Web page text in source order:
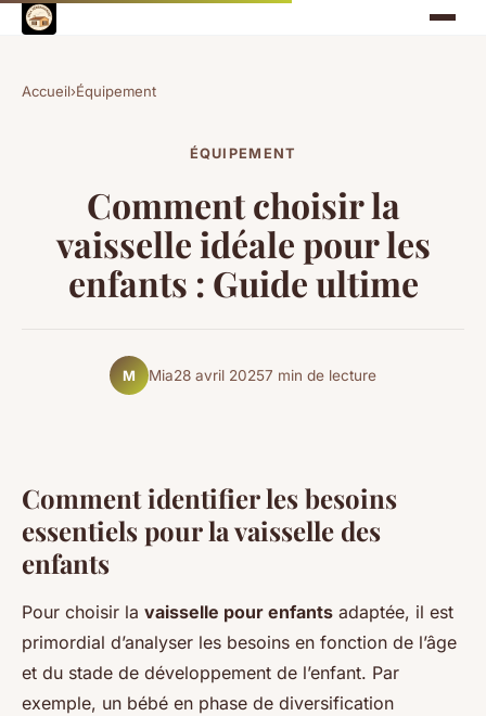
Accueil›Équipement
ÉQUIPEMENT
Comment choisir la
vaisselle idéale pour les
enfants : Guide ultime
M Mia28 avril 20257 min de lecture
Comment identifier les besoins
essentiels pour la vaisselle des
enfants
Pour choisir la vaisselle pour enfants adaptée, il est
primordial d’analyser les besoins en fonction de l’âge
et du stade de développement de l’enfant. Par
exemple, un bébé en phase de diversification